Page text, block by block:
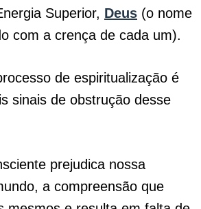
Superior, Deus (o nome
com a crença de cada um).
de espiritualização é
sinais de obstrução desse
prejudica nossa
a compreensão que